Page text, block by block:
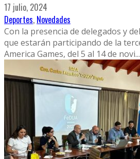
17 julio, 2024
Deportes, Novedades
Con la presencia de delegados y
que estarán participando de la
America Games, del 5 al 14 de novi...